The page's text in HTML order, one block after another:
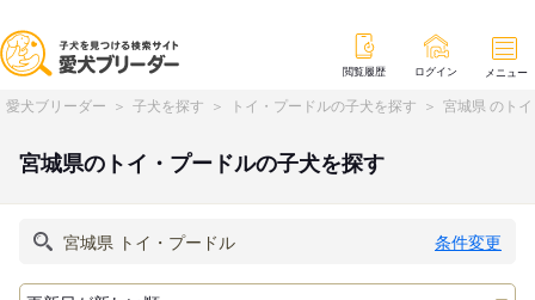
閲覧履歴 ログイン メニュー
愛犬ブリーダー 子犬を探す トイ・プードルの子犬を探す 宮城県 のト
宮城県のトイ・プードルの子犬を探す
条件変更